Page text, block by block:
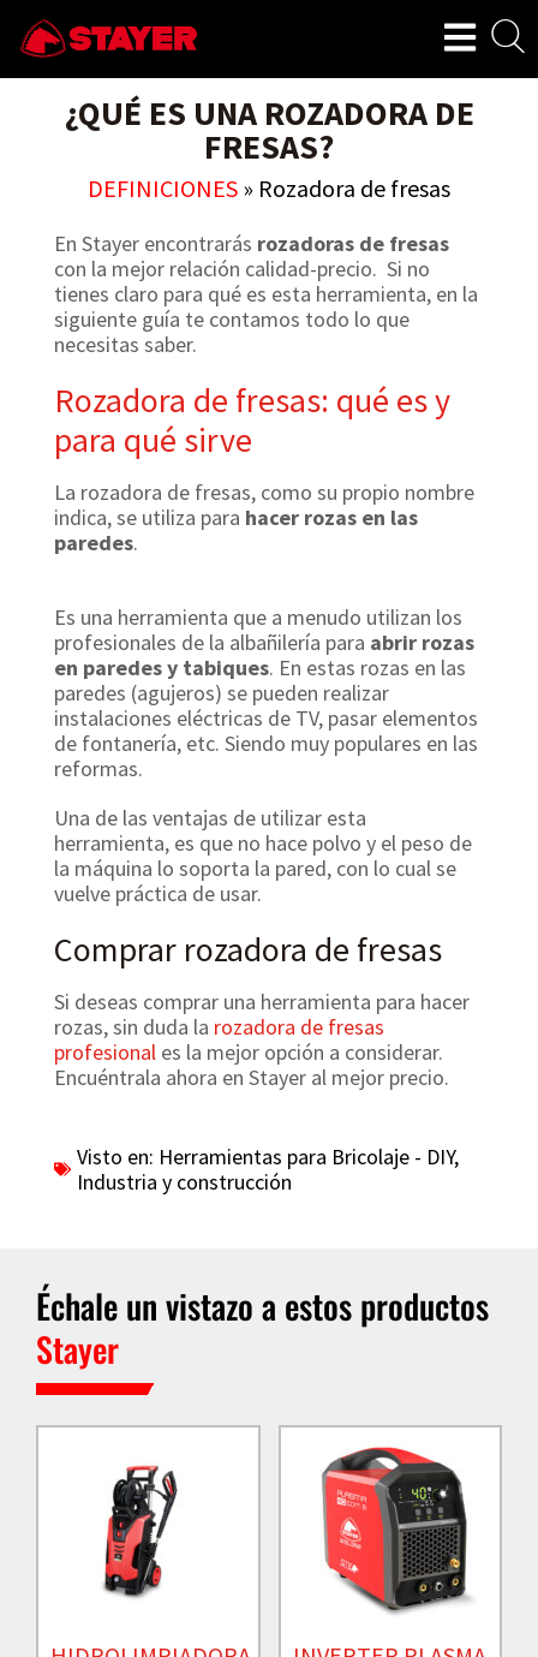
¿QUÉ ES UNA ROZADORA DE
FRESAS?
DEFINICIONES » Rozadora de fresas
En Stayer encontrarás rozadoras de fresas
con la mejor relación calidad-precio. Si no
tienes claro para qué es esta herramienta, en la
siguiente guía te contamos todo lo que
necesitas saber.
Rozadora de fresas: qué es y
para qué sirve
La rozadora de fresas, como su propio nombre
indica, se utiliza para hacer rozas en las
paredes.
Es una herramienta que a menudo utilizan los
profesionales de la albañilería para abrir rozas
en paredes y tabiques. En estas rozas en las
paredes (agujeros) se pueden realizar
instalaciones eléctricas de TV, pasar elementos
de fontanería, etc. Siendo muy populares en las
reformas.
Una de las ventajas de utilizar esta
herramienta, es que no hace polvo y el peso de
la máquina lo soporta la pared, con lo cual se
vuelve práctica de usar.
Comprar rozadora de fresas
Si deseas comprar una herramienta para hacer
rozas, sin duda la rozadora de fresas
profesional es la mejor opción a considerar.
Encuéntrala ahora en Stayer al mejor precio.
Visto en: Herramientas para Bricolaje - DIY,
Industria y construcción
Échale un vistazo a estos productos
Stayer